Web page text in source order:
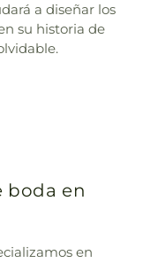
a diseñar los
su historia de
boda en
en